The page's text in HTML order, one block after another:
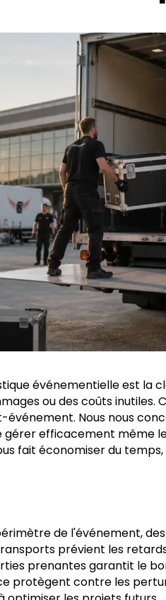
événementielle est la
ou des coûts
Nous nous
efficacement même
fait économiser du
de l'événement,
prévient les
prenantes garantit le
protègent contre les